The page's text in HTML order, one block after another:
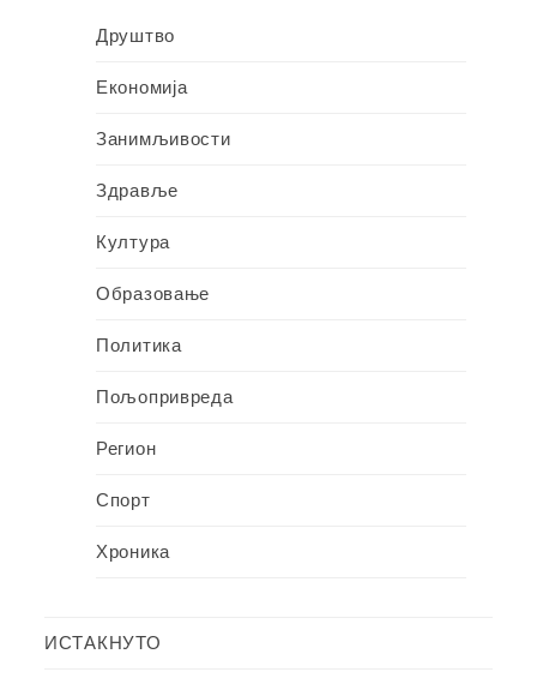
Друштво
Економија
Занимљивости
Здравље
Култура
Образовање
Политика
Пољопривреда
Регион
Спорт
Хроника
ИСТАКНУТО